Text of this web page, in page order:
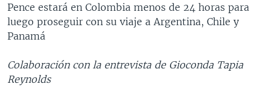
Pence estará en Colombia menos de 24 horas para
luego proseguir con su viaje a Argentina, Chile y
Panamá
Colaboración con la entrevista de Gioconda Tapia
Reynolds